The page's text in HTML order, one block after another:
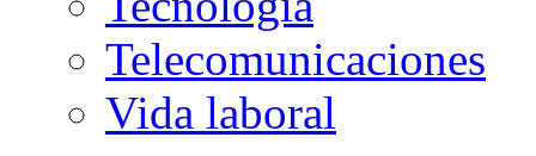
Telecomunicaciones
Vida laboral